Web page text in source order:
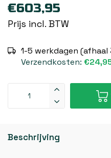
€603,95
Prijs incl. BTW
1-5 werkdagen
Verzendkosten:
Beschrijving